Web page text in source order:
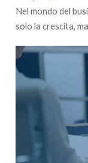
Nel mondo del
solo la crescita,